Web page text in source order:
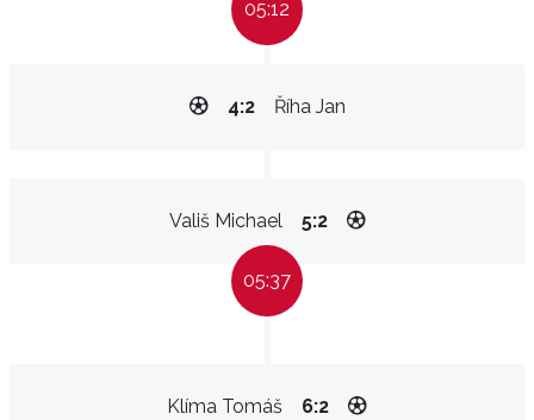
05:12
Říha Jan
4:2
Vališ Michael 5:2
05:37
Klíma Tomáš 6:2